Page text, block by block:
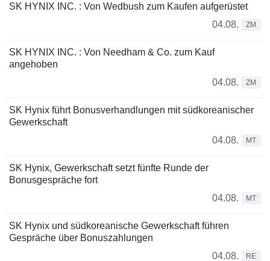
SK HYNIX INC. : Von Wedbush zum Kaufen aufgerüstet
04.08.
ZM
SK HYNIX INC. : Von Needham & Co. zum Kauf
angehoben
04.08.
ZM
SK Hynix führt Bonusverhandlungen mit südkoreanischer
Gewerkschaft
04.08.
MT
SK Hynix, Gewerkschaft setzt fünfte Runde der
Bonusgespräche fort
04.08.
MT
SK Hynix und südkoreanische Gewerkschaft führen
Gespräche über Bonuszahlungen
04.08.
RE